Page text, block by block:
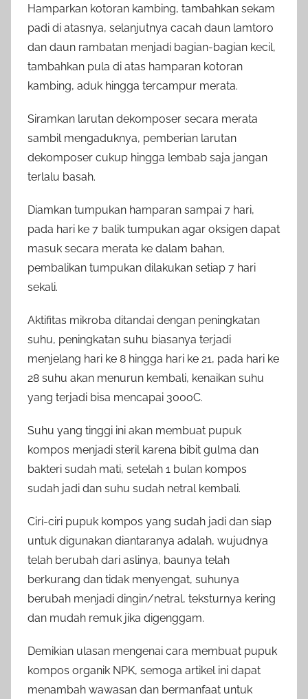
Hamparkan kotoran kambing, tambahkan sekam
padi di atasnya, selanjutnya cacah daun lamtoro
dan daun rambatan menjadi bagian-bagian kecil,
tambahkan pula di atas hamparan kotoran
kambing, aduk hingga tercampur merata.
Siramkan larutan dekomposer secara merata
sambil mengaduknya, pemberian larutan
dekomposer cukup hingga lembab saja jangan
terlalu basah.
Diamkan tumpukan hamparan sampai 7 hari,
pada hari ke 7 balik tumpukan agar oksigen dapat
masuk secara merata ke dalam bahan,
pembalikan tumpukan dilakukan setiap 7 hari
sekali.
Aktifitas mikroba ditandai dengan peningkatan
suhu, peningkatan suhu biasanya terjadi
menjelang hari ke 8 hingga hari ke 21, pada hari ke
28 suhu akan menurun kembali, kenaikan suhu
yang terjadi bisa mencapai 300oC.
Suhu yang tinggi ini akan membuat pupuk
kompos menjadi steril karena bibit gulma dan
bakteri sudah mati, setelah 1 bulan kompos
sudah jadi dan suhu sudah netral kembali.
Ciri-ciri pupuk kompos yang sudah jadi dan siap
untuk digunakan diantaranya adalah, wujudnya
telah berubah dari aslinya, baunya telah
berkurang dan tidak menyengat, suhunya
berubah menjadi dingin/netral, teksturnya kering
dan mudah remuk jika digenggam.
Demikian ulasan mengenai cara membuat pupuk
kompos organik NPK, semoga artikel ini dapat
menambah wawasan dan bermanfaat untuk